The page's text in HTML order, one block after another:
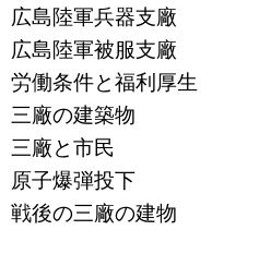
広島陸軍兵器支廠
広島陸軍被服支廠
労働条件と福利厚生
三廠の建築物
三廠と市民
原子爆弾投下
戦後の三廠の建物